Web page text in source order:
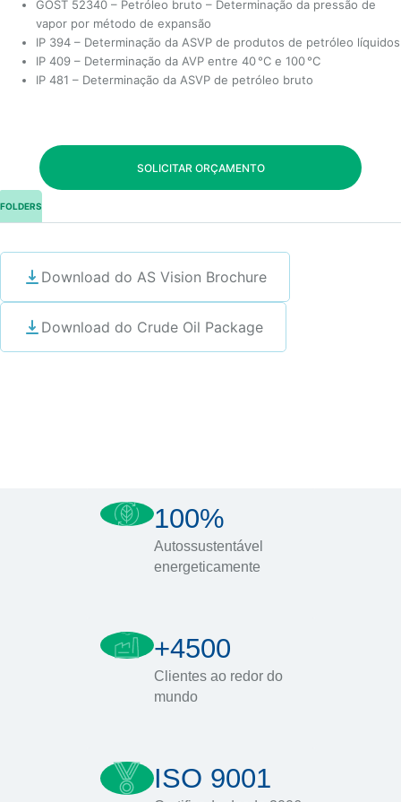
GOST 52340 – Petróleo bruto – Determinação da pressão de
vapor por método de expansão
IP 394 – Determinação da ASVP de produtos de petróleo líquidos
IP 409 – Determinação da AVP entre 40 °C e 100 °C
IP 481 – Determinação da ASVP de petróleo bruto
SOLICITAR ORÇAMENTO
FOLDERS
Download do AS Vision Brochure
Download do Crude Oil Package
100%
Autossustentável
energeticamente
+4500
Clientes ao redor do
mundo
ISO 9001